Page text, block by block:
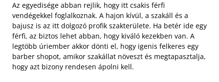
Az egyedisége abban rejlik, hogy itt csakis férfi
vendégekkel foglalkoznak. A hajon kívül, a szakáll és a
bajusz is az itt dolgozó profik szakterülete. Ha betér ide egy
férfi, az biztos lehet abban, hogy kiváló kezekben van. A
legtöbb úriember akkor dönti el, hogy igenis felkeres egy
barber shopot, amikor szakállat növeszt és megtapasztalja,
hogy azt bizony rendesen ápolni kell.